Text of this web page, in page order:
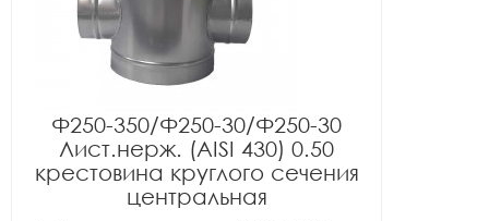
Ф250-350/Ф250-30/Ф250-30
Лист.нерж. (AISI 430) 0.50
крестовина круглого сечения
центральная